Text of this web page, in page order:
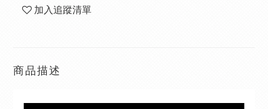
加入追蹤清單
商品描述